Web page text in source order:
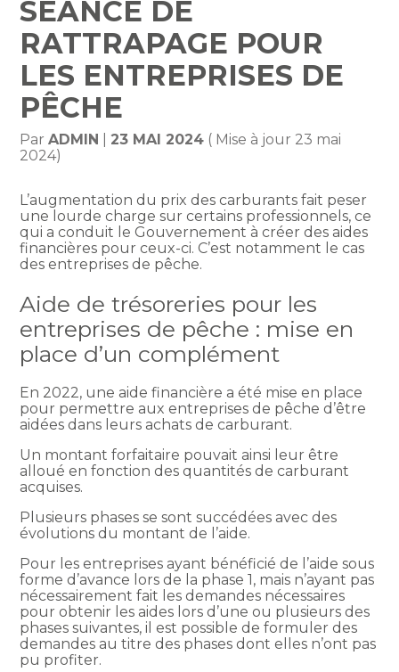
SÉANCE DE
RATTRAPAGE POUR
LES ENTREPRISES DE
PÊCHE
ParADMIN 23 MAI 2024 ( Mise à jour 23 mai
2024)
L’augmentation du prix des carburants fait peser
une lourde charge sur certains professionnels, ce
qui a conduit le Gouvernement à créer des aides
financières pour ceux-ci. C’est notamment le cas
des entreprises de pêche.
Aide de trésoreries pour les
entreprises de pêche : mise en
place d’un complément
En 2022, une aide financière a été mise en place
pour permettre aux entreprises de pêche d’être
aidées dans leurs achats de carburant.
Un montant forfaitaire pouvait ainsi leur être
alloué en fonction des quantités de carburant
acquises.
Plusieurs phases se sont succédées avec des
évolutions du montant de l’aide.
Pour les entreprises ayant bénéficié de l’aide sous
forme d’avance lors de la phase 1, mais n’ayant pas
nécessairement fait les demandes nécessaires
pour obtenir les aides lors d’une ou plusieurs des
phases suivantes, il est possible de formuler des
demandes au titre des phases dont elles n’ont pas
pu profiter.